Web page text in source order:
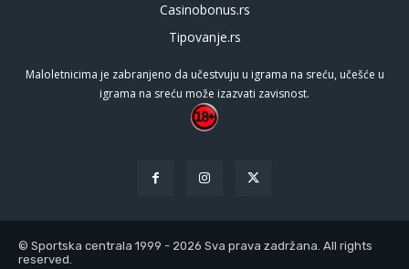
Casinobonus.rs
Tipovanje.rs
Maloletnicima je zabranjeno da učestvuju u igrama na sreću, učešće u
igrama na sreću može izazvati zavisnost.
© Sportska centrala 1999 - 2026 Sva prava zadržana. All rights
reserved.